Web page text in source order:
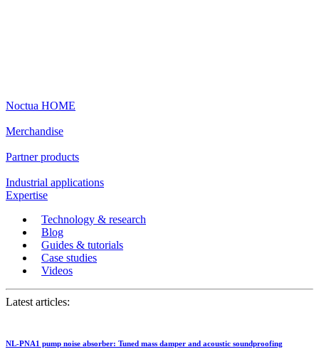
Noctua HOME
Merchandise
Partner products
Industrial applications
Expertise
Technology & research
Blog
Guides & tutorials
Case studies
Videos
Latest articles:
NL-PNA1 pump noise absorber: Tuned mass damper and acoustic soundproofing